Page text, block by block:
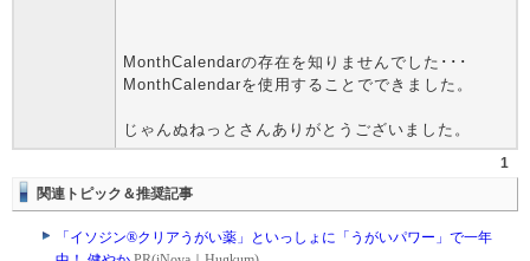
MonthCalendarの存在を知りませんでした･･･
MonthCalendarを使用することでできました。
じゃんぬねっとさんありがとうございました。
1
関連トピック＆推奨記事
「イソジン®クリアうがい薬」といっしょに「うがいパワー」で一年